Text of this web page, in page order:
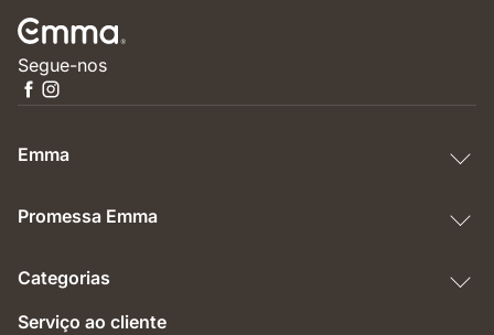
Segue-nos
Emma
Promessa Emma
Categorias
Serviço ao cliente